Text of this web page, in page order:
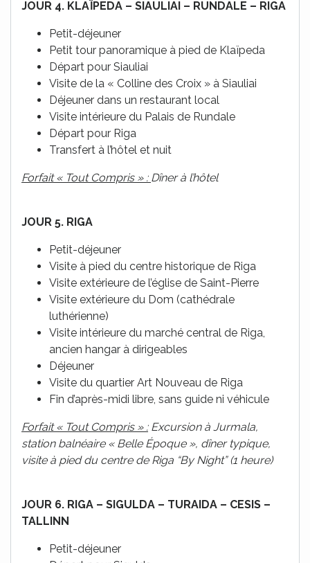
JOUR 4. KLAÏPEDA – SIAULIAI – RUNDALE – RIGA
Petit-déjeuner
Petit tour panoramique à pied de Klaïpeda
Départ pour Siauliai
Visite de la « Colline des Croix » à Siauliai
Déjeuner dans un restaurant local
Visite intérieure du Palais de Rundale
Départ pour Riga
Transfert à l’hôtel et nuit
Forfait « Tout Compris » : Dîner à l’hôtel
JOUR 5. RIGA
Petit-déjeuner
Visite à pied du centre historique de Riga
Visite extérieure de l’église de Saint-Pierre
Visite extérieure du Dom (cathédrale
luthérienne)
Visite intérieure du marché central de Riga,
ancien hangar à dirigeables
Déjeuner
Visite du quartier Art Nouveau de Riga
Fin d’après-midi libre, sans guide ni véhicule
Forfait « Tout Compris » :Excursion à Jurmala,
station balnéaire « Belle Époque », dîner typique,
visite à pied du centre de Riga “By Night” (1 heure)
JOUR 6. RIGA – SIGULDA – TURAIDA – CESIS –
TALLINN
Petit-déjeuner